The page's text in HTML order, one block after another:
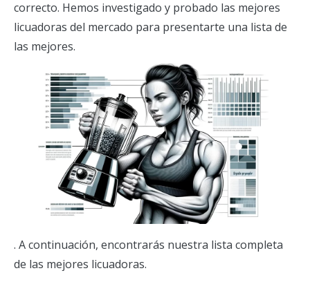
correcto. Hemos investigado y probado las mejores
licuadoras del mercado para presentarte una lista de
las mejores.
. A continuación, encontrarás nuestra lista completa
de las mejores licuadoras.